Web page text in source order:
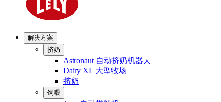
解决方案
挤奶
Astronaut 自动挤奶机器人
Dairy XL 大型牧场
挤奶
饲喂